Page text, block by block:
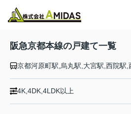
阪急京都本線の戸建て一覧
4K,4DK,4LDK以上